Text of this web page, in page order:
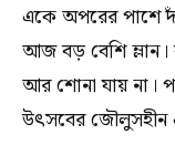
একে অপরের পাশে
আজ বড় বেশি ম্লান।
আর শোনা যায় না।
উৎসবের জৌলুসহীন